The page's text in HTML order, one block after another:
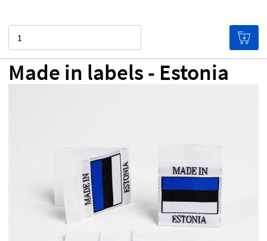
Made in labels - Estonia